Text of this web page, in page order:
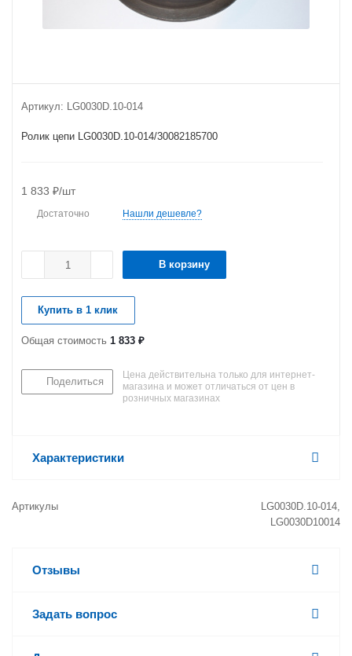
Артикул: LG0030D.10-014
Ролик цепи LG0030D.10-014/30082185700
1 833 ₽/шт
Достаточно Нашли дешевле?
В корзину
Купить в 1 клик
Общая стоимость 1 833 ₽
Поделиться
Цена действительна только для интернет-
магазина и может отличаться от цен в
розничных магазинах
Характеристики
Артикулы
LG0030D.10-014,
LG0030D10014
Отзывы
Задать вопрос